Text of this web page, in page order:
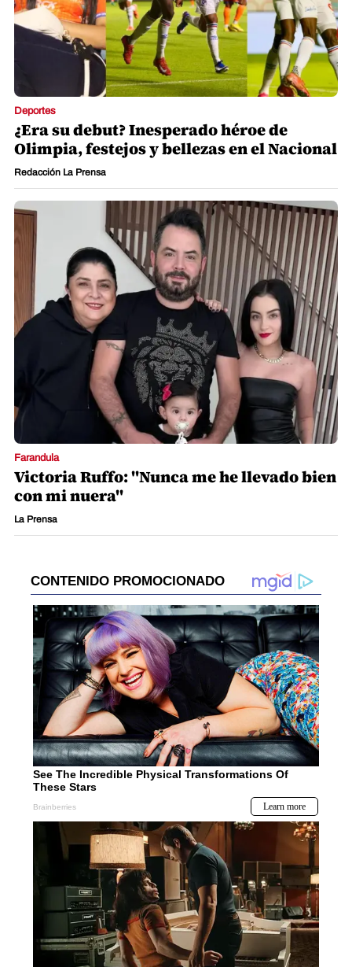
Deportes
¿Era su debut? Inesperado héroe de
Olimpia, festejos y bellezas en el Nacional
Redacción La Prensa
Farandula
Victoria Ruffo: "Nunca me he llevado bien
con mi nuera"
La Prensa